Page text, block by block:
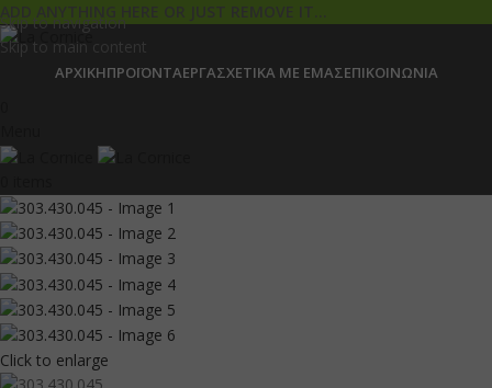
Skip to navigation
Skip to main content
ADD ANYTHING HERE OR JUST REMOVE IT…
ΑΡΧΙΚΉΠΡΟΪΌΝΤΑΈΡΓΑΣΧΕΤΙΚΆ ΜΕ ΕΜΆΣΕΠΙΚΟΙΝΩΝΊΑ
Click to enlarge